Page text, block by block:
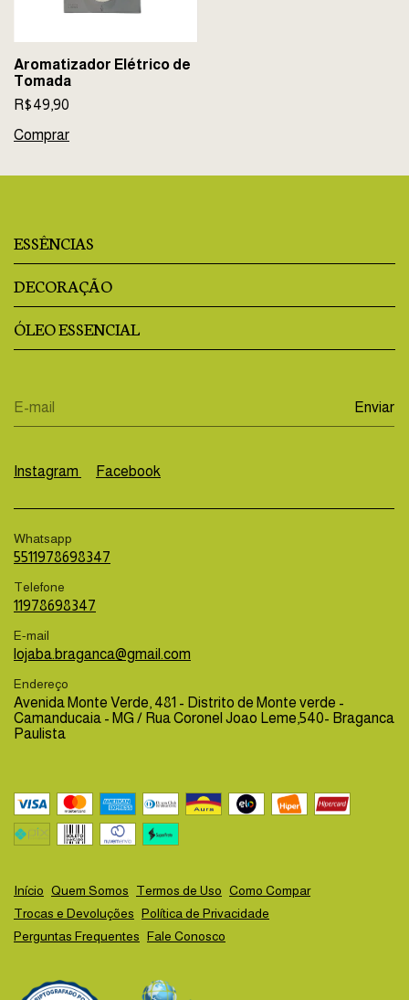
Aromatizador Elétrico de
Tomada
R$49,90
Comprar
ESSÊNCIAS
DECORAÇÃO
ÓLEO ESSENCIAL
Instagram Facebook
Whatsapp
5511978698347
Telefone
11978698347
E-mail
lojaba.braganca@gmail.com
Endereço
Avenida Monte Verde, 481 - Distrito de Monte verde -
Camanducaia - MG / Rua Coronel Joao Leme,540- Braganca
Paulista
Início Quem Somos Termos de Uso Como Compar
Trocas e Devoluções Política de Privacidade
Perguntas Frequentes Fale Conosco